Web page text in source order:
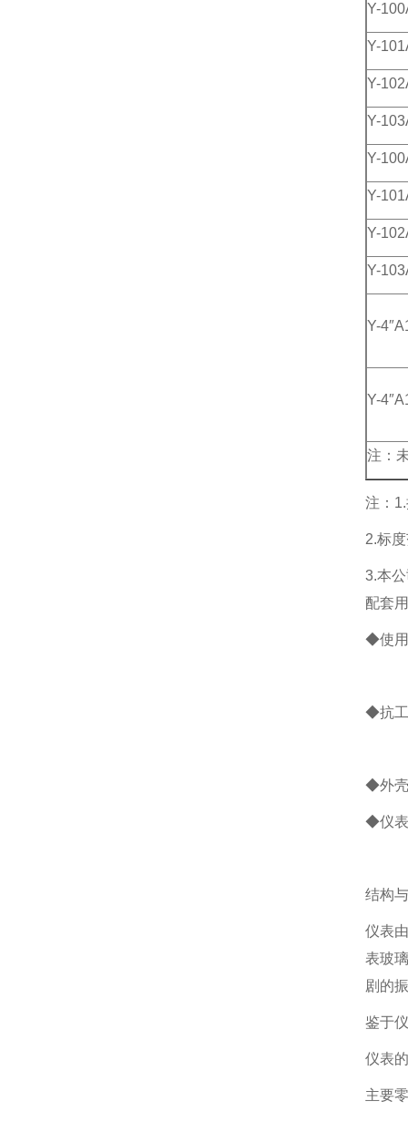
Y-
Y-
Y-
Y-
Y-
Y-
Y-
Y-
Y-
Y-
注：
注：
2.标
3.本
配套
◆使用
◆抗工
◆外壳
◆仪表
结构
仪表
表玻
剧的
鉴于
仪表
主要